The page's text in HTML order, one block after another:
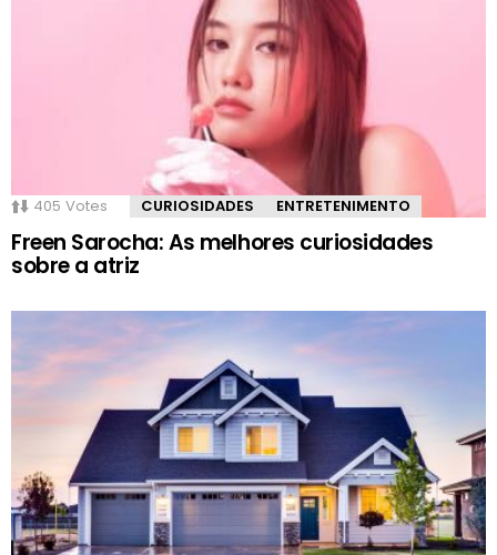
405 Votes CURIOSIDADES ENTRETENIMENTO
Freen Sarocha: As melhores curiosidades
sobre a atriz